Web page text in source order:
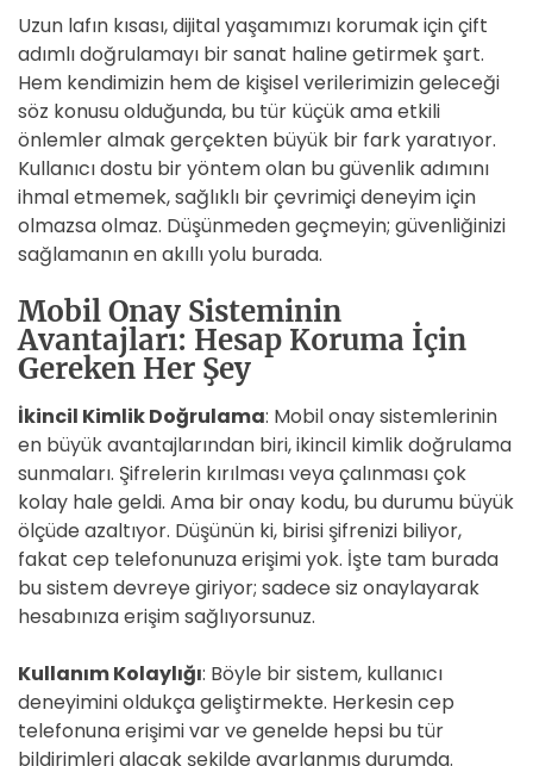
Uzun lafın kısası, dijital yaşamımızı korumak için çift
adımlı doğrulamayı bir sanat haline getirmek şart.
Hem kendimizin hem de kişisel verilerimizin geleceği
söz konusu olduğunda, bu tür küçük ama etkili
önlemler almak gerçekten büyük bir fark yaratıyor.
Kullanıcı dostu bir yöntem olan bu güvenlik adımını
ihmal etmemek, sağlıklı bir çevrimiçi deneyim için
olmazsa olmaz. Düşünmeden geçmeyin; güvenliğinizi
sağlamanın en akıllı yolu burada.
Mobil Onay Sisteminin
Avantajları: Hesap Koruma İçin
Gereken Her Şey
İkincil Kimlik Doğrulama: Mobil onay sistemlerinin
en büyük avantajlarından biri, ikincil kimlik doğrulama
sunmaları. Şifrelerin kırılması veya çalınması çok
kolay hale geldi. Ama bir onay kodu, bu durumu büyük
ölçüde azaltıyor. Düşünün ki, birisi şifrenizi biliyor,
fakat cep telefonunuza erişimi yok. İşte tam burada
bu sistem devreye giriyor; sadece siz onaylayarak
hesabınıza erişim sağlıyorsunuz.
Kullanım Kolaylığı: Böyle bir sistem, kullanıcı
deneyimini oldukça geliştirmekte. Herkesin cep
telefonuna erişimi var ve genelde hepsi bu tür
bildirimleri alacak şekilde ayarlanmış durumda.